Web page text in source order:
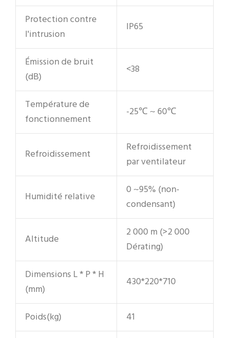
Protection contre
l'intrusion
IP65
Émission de bruit
(dB)
<38
Température de
fonctionnement
-25℃ ~ 60℃
Refroidissement
Refroidissement
par ventilateur
Humidité relative
0 ~95% (non-
condensant)
Altitude
2 000 m (>2 000
Dérating)
Dimensions L * P * H
(mm)
430*220*710
Poids(kg) 41